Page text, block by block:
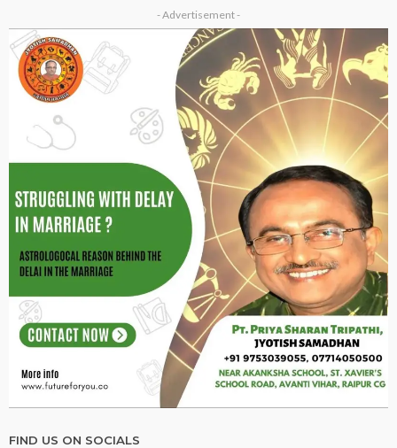
- Advertisement -
FIND US ON SOCIALS